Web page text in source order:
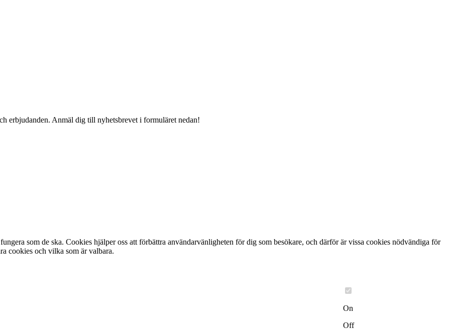
erbjudanden. Anmäl dig till nyhetsbrevet i formuläret nedan!
som de ska. Cookies hjälper oss att förbättra användarvänligheten för dig som besökare, och därför är vissa cookies nödvändiga för
cookies och vilka som är valbara.
On
Off